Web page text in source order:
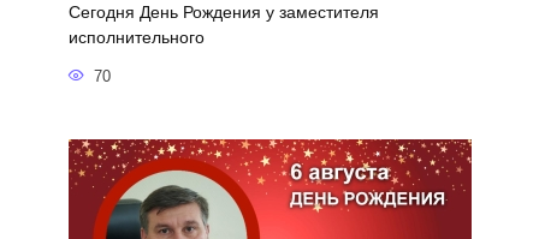
Сегодня День Рождения у заместителя
исполнительного
70